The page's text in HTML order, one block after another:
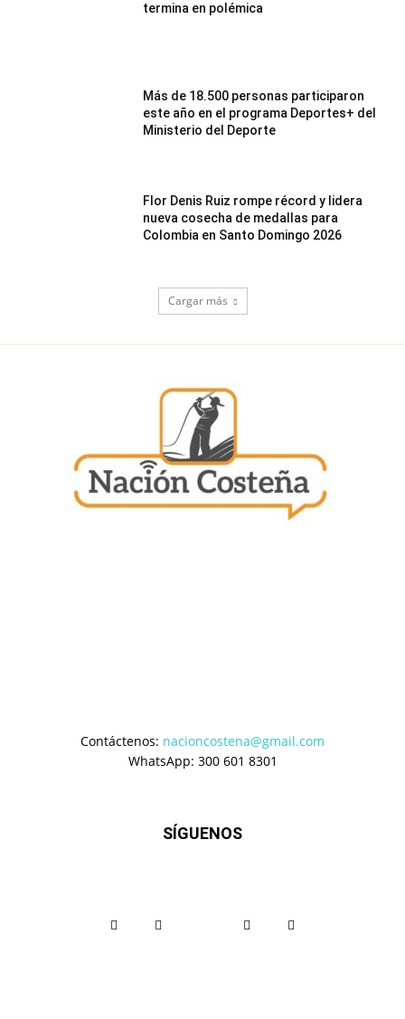
termina en polémica
Más de 18.500 personas participaron
este año en el programa Deportes+ del
Ministerio del Deporte
Flor Denis Ruiz rompe récord y lidera
nueva cosecha de medallas para
Colombia en Santo Domingo 2026
Cargar más
Contáctenos: nacioncostena@gmail.com
WhatsApp: 300 601 8301
SÍGUENOS